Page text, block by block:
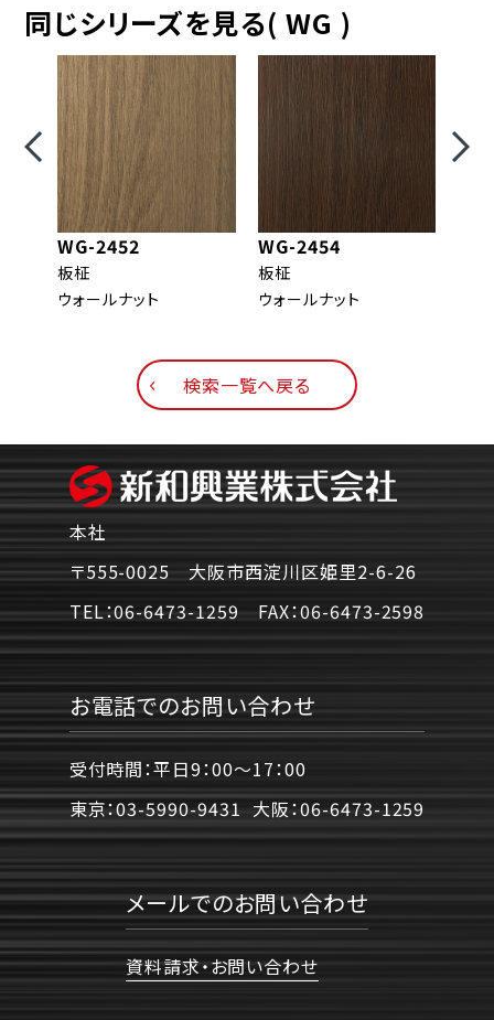
同じシリーズを見る( WG )
WG-2452
板柾
ウォールナット
WG-2454
板柾
ウォールナット
検索一覧へ戻る
本社
〒555-0025 大阪市西淀川区姫里2-6-26
TEL：06-6473-1259 FAX：06-6473-2598
お電話でのお問い合わせ
受付時間：平日9：00〜17：00
東京：03-5990-9431 大阪：06-6473-1259
メールでのお問い合わせ
資料請求・お問い合わせ